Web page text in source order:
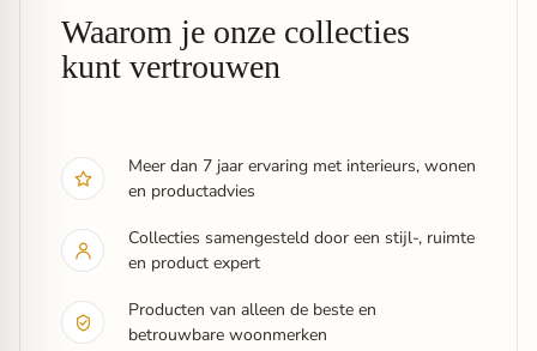
Waarom je onze collecties
kunt vertrouwen
Meer dan 7 jaar ervaring met interieurs, wonen
en productadvies
Collecties samengesteld door een stijl-, ruimte
en product expert
Producten van alleen de beste en
betrouwbare woonmerken